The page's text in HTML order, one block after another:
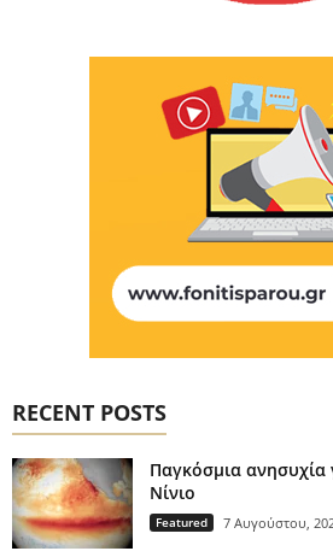
RECENT POSTS
Παγκόσμια ανησυχία
Νίνιο
Featured 7 Αυγούστου,